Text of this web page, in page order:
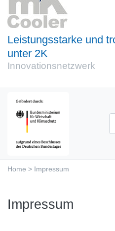
Leistungsstarke und
unter 2K
Innovationsnetzwerk
Home Impressum
Impressum